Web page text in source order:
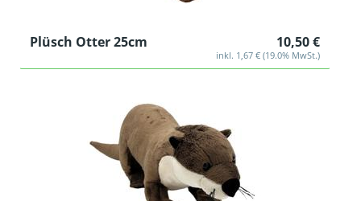
Plüsch Otter 25cm 10,50 €
inkl. 1,67 € (19.0% MwSt.)